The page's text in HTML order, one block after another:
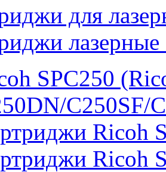
для
SPC250
C250SF/
Ricoh
Ricoh